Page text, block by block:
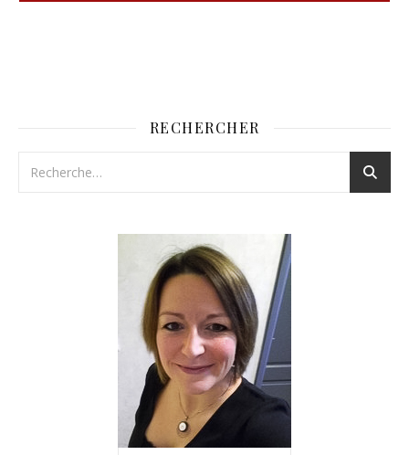
RECHERCHER